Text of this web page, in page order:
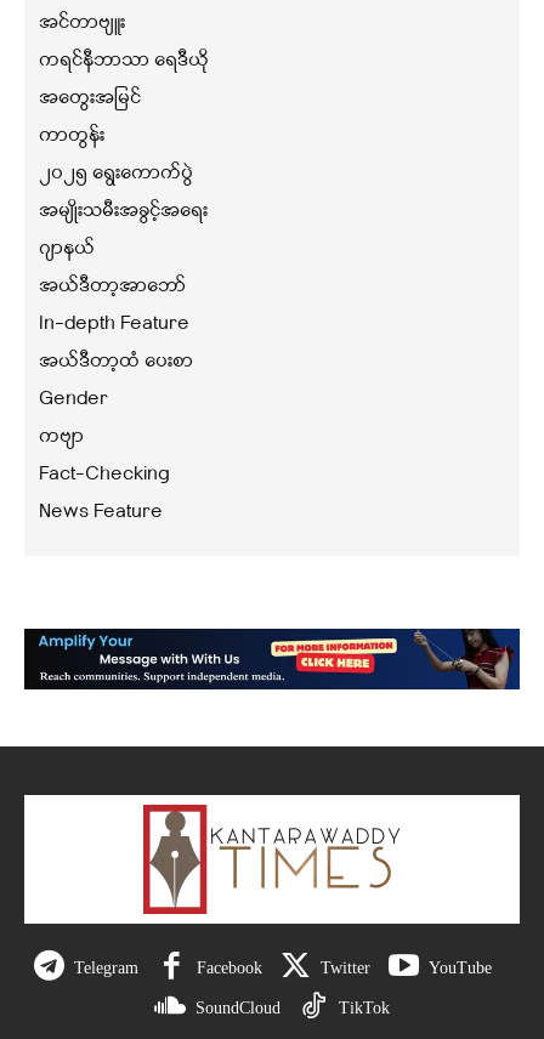
အင်တာဗျူး
ကရင်နီဘာသာ ရေဒီယို
အတွေးအမြင်
ကာတွန်း
၂၀၂၅ ရွေးကောက်ပွဲ
အမျိုးသမီးအခွင့်အရေး
ဂျာနယ်
အယ်ဒီတာ့အာဘော်
In-depth Feature
အယ်ဒီတာ့ထံ ပေးစာ
Gender
ကဗျာ
Fact-Checking
News Feature
Telegram Facebook Twitter YouTube
SoundCloud TikTok